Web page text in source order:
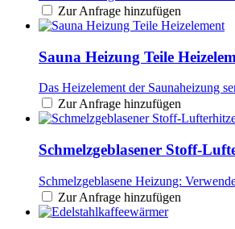
Zur Anfrage hinzufügen
Sauna Heizung Teile
Das Heizelement der Saunaheizung
Zur Anfrage hinzufügen
Schmelzgeblasener Stoff-
Schmelzgeblasene Heizung:
Zur Anfrage hinzufügen